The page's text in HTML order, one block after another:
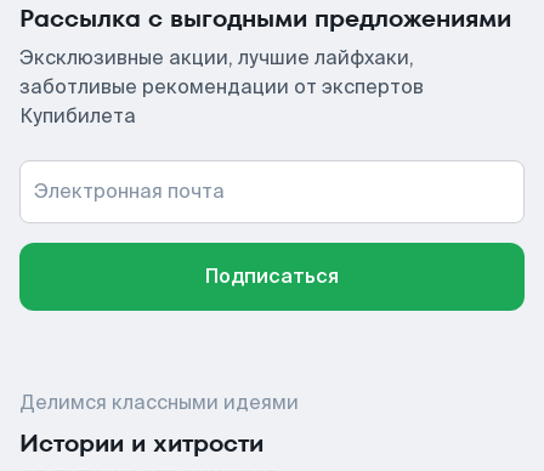
Рассылка с выгодными предложениями
Эксклюзивные акции, лучшие лайфхаки,
заботливые рекомендации от экспертов
Купибилета
Электронная почта
Подписаться
Делимся классными идеями
Истории и хитрости